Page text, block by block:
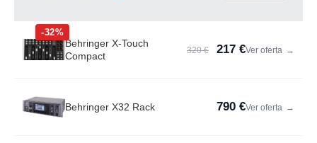
-32%
Behringer X-Touch
Compact
320 € 217 €Ver oferta →
Behringer X32 Rack 790 €Ver oferta →